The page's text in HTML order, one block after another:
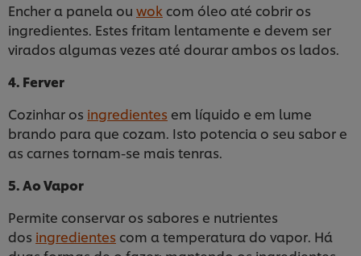
Encher a panela ou wok com óleo até cobrir os
ingredientes. Estes fritam lentamente e devem ser
virados algumas vezes até dourar ambos os lados.
4. Ferver
Cozinhar os ingredientes em líquido e em lume
brando para que cozam. Isto potencia o seu sabor e
as carnes tornam-se mais tenras.
5. Ao Vapor
Permite conservar os sabores e nutrientes
dos ingredientes com a temperatura do vapor. Há